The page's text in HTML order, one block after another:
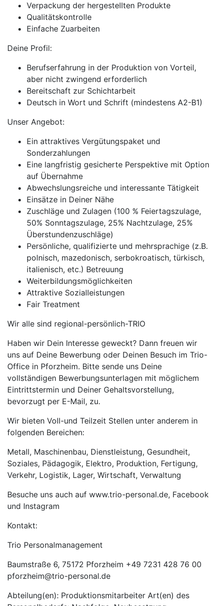
Verpackung der hergestellten Produkte
Qualitätskontrolle
Einfache Zuarbeiten
Deine Profil:
Berufserfahrung in der Produktion von Vorteil,
aber nicht zwingend erforderlich
Bereitschaft zur Schichtarbeit
Deutsch in Wort und Schrift (mindestens A2-B1)
Unser Angebot:
Ein attraktives Vergütungspaket und
Sonderzahlungen
Eine langfristig gesicherte Perspektive mit Option
auf Übernahme
Abwechslungsreiche und interessante Tätigkeit
Einsätze in Deiner Nähe
Zuschläge und Zulagen (100 % Feiertagszulage,
50% Sonntagszulage, 25% Nachtzulage, 25%
Überstundenzuschläge)
Persönliche, qualifizierte und mehrsprachige (z.B.
polnisch, mazedonisch, serbokroatisch, türkisch,
italienisch, etc.) Betreuung
Weiterbildungsmöglichkeiten
Attraktive Sozialleistungen
Fair Treatment
Wir alle sind regional-persönlich-TRIO
Haben wir Dein Interesse geweckt? Dann freuen wir
uns auf Deine Bewerbung oder Deinen Besuch im Trio-
Office in Pforzheim. Bitte sende uns Deine
vollständigen Bewerbungsunterlagen mit möglichem
Eintrittstermin und Deiner Gehaltsvorstellung,
bevorzugt per E-Mail, zu.
Wir bieten Voll-und Teilzeit Stellen unter anderem in
folgenden Bereichen:
Metall, Maschinenbau, Dienstleistung, Gesundheit,
Soziales, Pädagogik, Elektro, Produktion, Fertigung,
Verkehr, Logistik, Lager, Wirtschaft, Verwaltung
Besuche uns auch auf www.trio-personal.de, Facebook
und Instagram
Kontakt:
Trio Personalmanagement
Baumstraße 6, 75172 Pforzheim +49 7231 428 76 00
pforzheim@trio-personal.de
Abteilung(en): Produktionsmitarbeiter Art(en) des